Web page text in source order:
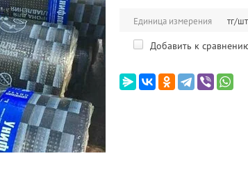
Единица измерения тг/шт
Добавить к